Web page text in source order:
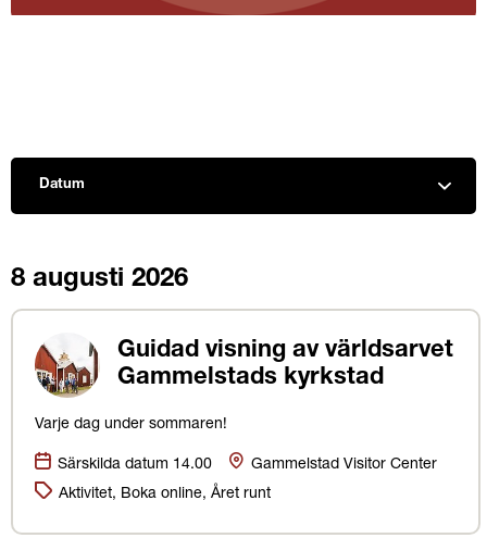
Datum
14
8 augusti 2026
Guidad visning av världsarvet
Gammelstads kyrkstad
Varje dag under sommaren!
Datum:
Särskilda datum 14.00 Plats
Gammelstad Visitor Center
Kategorier:
Aktivitet, Boka online, Året runt